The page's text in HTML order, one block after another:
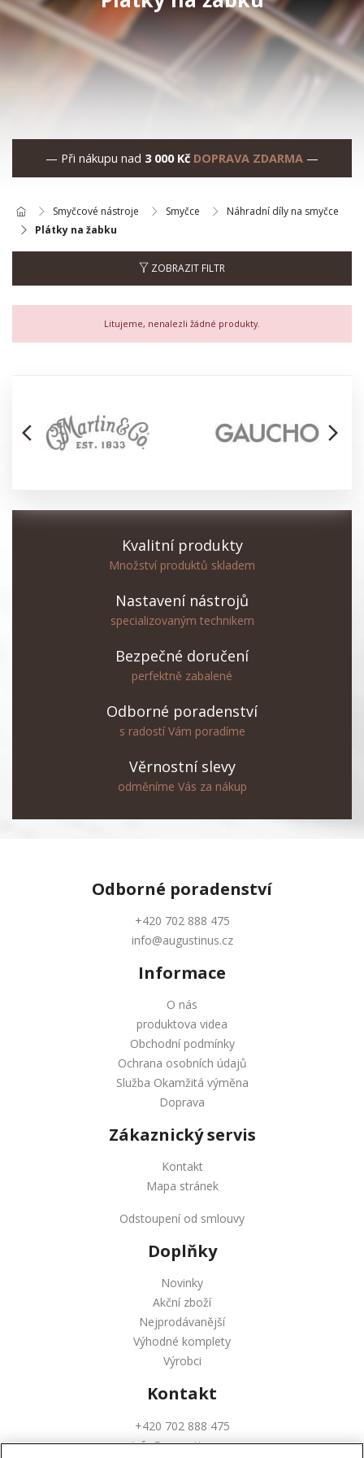
— Při nákupu nad 3 000 Kč DOPRAVA ZDARMA —
Smyčcové nástroje Smyčce
Náhradní díly na smyčce
Plátky na žabku
ZOBRAZIT FILTR
Litujeme, nenalezli žádné produkty.
arrow_back_ios arrow_forward_ios
Kvalitní produkty
Množství produktů skladem
Nastavení nástrojů
specializovaným technikem
Bezpečné doručení
perfektně zabalené
Odborné poradenství
s radostí Vám poradíme
Věrnostní slevy
odměníme Vás za nákup
Odborné poradenství
+420 702 888 475
info@augustinus.cz
Informace
O nás
produktova videa
Obchodní podmínky
Ochrana osobních údajů
Služba Okamžitá výměna
Doprava
Zákaznický servis
Kontakt
Mapa stránek
Odstoupení od smlouvy
Doplňky
Novinky
Akční zboží
Nejprodávanější
Výhodné komplety
Výrobci
Kontakt
+420 702 888 475
info@augustinus.cz